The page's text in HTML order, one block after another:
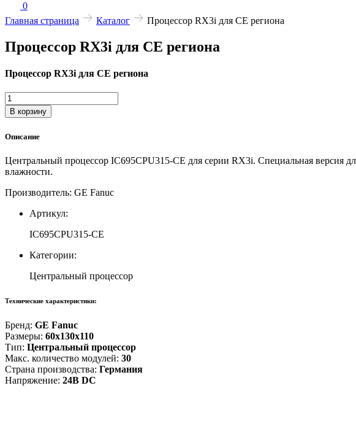
0
Главная страница
Каталог Процессор RX3i для CE региона
Процессор RX3i для CE региона
Процессор RX3i для CE региона
Количество
товара
Процессор
для
региона
В корзину
Описание
Центральный процессор IC695CPU315-CE для серии RX3i. Специальная версия
влажности.
Производитель: GE Fanuc
Артикул:
IC695CPU315-CE
Категории:
Центральный процессор
Технические характеристики:
Бренд: GE Fanuc
Размеры: 60x130x110
Тип: Центральный процессор
Макс. количество модулей: 30
Страна производства: Германия
Напряжение: 24В DC